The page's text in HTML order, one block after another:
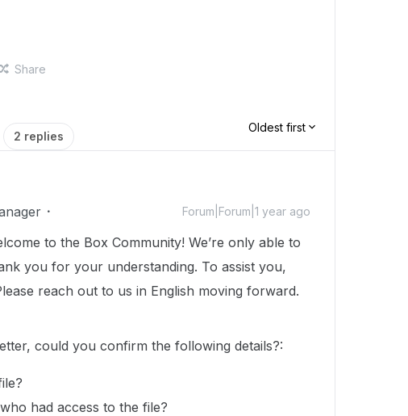
Share
2 replies
Oldest first
Forum|Forum|1 year ago
to the Box Community! We’re only able to
you for your understanding. To assist you,
reach out to us in English moving forward.
could you confirm the following details?:
had access to the file?